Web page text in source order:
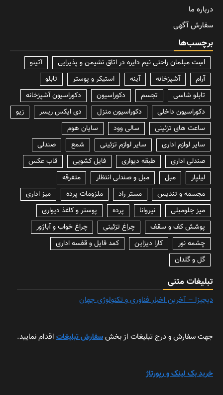
درباره ما
سفارش آگهی
برچسب‌ها
lسِت مبلمان راحتی نیم دایره در اتاق نشیمن و پذیرایی
آتینو
آرام
آشپزخانه آینه استیکر و پوستر
تابلو
تابلو شاسی
تجسم دکوراسیون
دکوراسیون آشپزخانه
دکوراسیون داخلی
دکوراسیون منزل دی ایکس ریسر
زیو
ساعت های تزئینی
سالی وود
سایان هوم
سایر لوازم اداری
سایر لوازم تزئینی شمع
صندلی
صندلی اداری
طبقه دیواری فایل کشویی
قاب عکس
لیلپار
مبل مبل و صندلی انتظار
متفرقه
مجسمه و تندیس
مستر راد ملزومات پرده
میز اداری
میز جلومبلی
نیروانا پرده
پوستر و کاغذ دیواری
پوشش کف و سقف
چراغ تزئینی
چراغ خواب و آباژور
چشمه نور
کارا دیزاین
کمد فایل و قفسه اداری
گل و گلدان
تبلیغات متنی
دیجیزا – آخرین اخبار فناوری و تکنولوژی جهان
جهت سفارش و درج تبلیغات از بخشسفارش تبلیغات اقدام نمایید.
خرید بک لینک و رپورتاژ